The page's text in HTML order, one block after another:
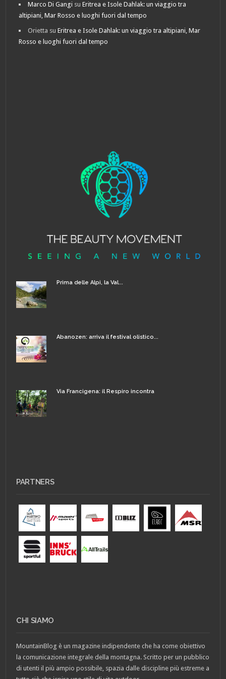
Marco Di Gangi suEritrea e Isole Dahlak: un viaggio tra
altipiani, Mar Rosso e luoghi fuori dal tempo
Orietta suEritrea e Isole Dahlak: un viaggio tra altipiani, Mar
Rosso e luoghi fuori dal tempo
Prima delle Alpi, la Val...
Abanozen: arriva il festival olistico...
Via Francigena: il Respiro incontra
PARTNERS
CHI SIAMO
MountainBlog è un magazine indipendente che ha come obiettivo
la comunicazione integrale della montagna. Scritto per un pubblico
di utenti il più ampio possibile, spazia dalle discipline più estreme a